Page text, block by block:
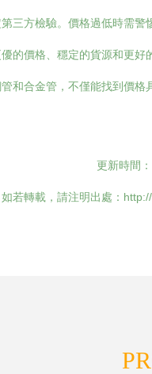
三方檢驗。價格過低時需警
的價格、穩定的貨源和更好
和合金管，不僅能找到價
更新時間
如若轉載，請注明出處：